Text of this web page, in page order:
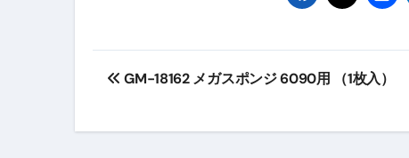
投
ナ
GM-18162 メガスポンジ 6090用 （1枚入）